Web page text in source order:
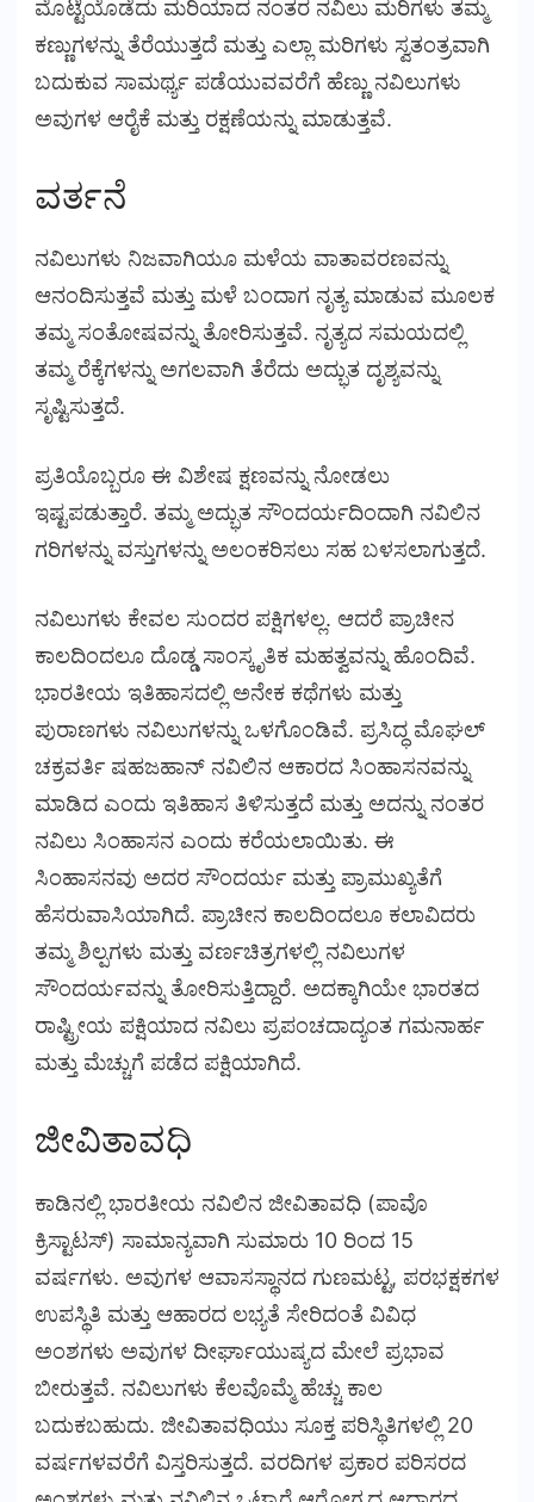
ಮೊಟ್ಟೆಯೊಡೆದು ಮರಿಯಾದ ನಂತರ ನವಿಲು ಮರಿಗಳು ತಮ್ಮ
ಕಣ್ಣುಗಳನ್ನು ತೆರೆಯುತ್ತದೆ ಮತ್ತು ಎಲ್ಲಾ ಮರಿಗಳು ಸ್ವತಂತ್ರವಾಗಿ
ಬದುಕುವ ಸಾಮರ್ಥ್ಯ ಪಡೆಯುವವರೆಗೆ ಹೆಣ್ಣು ನವಿಲುಗಳು
ಅವುಗಳ ಆರೈಕೆ ಮತ್ತು ರಕ್ಷಣೆಯನ್ನು ಮಾಡುತ್ತವೆ.
ವರ್ತನೆ
ನವಿಲುಗಳು ನಿಜವಾಗಿಯೂ ಮಳೆಯ ವಾತಾವರಣವನ್ನು
ಆನಂದಿಸುತ್ತವೆ ಮತ್ತು ಮಳೆ ಬಂದಾಗ ನೃತ್ಯ ಮಾಡುವ ಮೂಲಕ
ತಮ್ಮ ಸಂತೋಷವನ್ನು ತೋರಿಸುತ್ತವೆ. ನೃತ್ಯದ ಸಮಯದಲ್ಲಿ
ತಮ್ಮ ರೆಕ್ಕೆಗಳನ್ನು ಅಗಲವಾಗಿ ತೆರೆದು ಅದ್ಭುತ ದೃಶ್ಯವನ್ನು
ಸೃಷ್ಟಿಸುತ್ತದೆ.
ಪ್ರತಿಯೊಬ್ಬರೂ ಈ ವಿಶೇಷ ಕ್ಷಣವನ್ನು ನೋಡಲು
ಇಷ್ಟಪಡುತ್ತಾರೆ. ತಮ್ಮ ಅದ್ಭುತ ಸೌಂದರ್ಯದಿಂದಾಗಿ ನವಿಲಿನ
ಗರಿಗಳನ್ನು ವಸ್ತುಗಳನ್ನು ಅಲಂಕರಿಸಲು ಸಹ ಬಳಸಲಾಗುತ್ತದೆ.
ನವಿಲುಗಳು ಕೇವಲ ಸುಂದರ ಪಕ್ಷಿಗಳಲ್ಲ. ಆದರೆ ಪ್ರಾಚೀನ
ಕಾಲದಿಂದಲೂ ದೊಡ್ಡ ಸಾಂಸ್ಕೃತಿಕ ಮಹತ್ವವನ್ನು ಹೊಂದಿವೆ.
ಭಾರತೀಯ ಇತಿಹಾಸದಲ್ಲಿ ಅನೇಕ ಕಥೆಗಳು ಮತ್ತು
ಪುರಾಣಗಳು ನವಿಲುಗಳನ್ನು ಒಳಗೊಂಡಿವೆ. ಪ್ರಸಿದ್ಧ ಮೊಘಲ್
ಚಕ್ರವರ್ತಿ ಷಹಜಹಾನ್ ನವಿಲಿನ ಆಕಾರದ ಸಿಂಹಾಸನವನ್ನು
ಮಾಡಿದ ಎಂದು ಇತಿಹಾಸ ತಿಳಿಸುತ್ತದೆ ಮತ್ತು ಅದನ್ನು ನಂತರ
ನವಿಲು ಸಿಂಹಾಸನ ಎಂದು ಕರೆಯಲಾಯಿತು. ಈ
ಸಿಂಹಾಸನವು ಅದರ ಸೌಂದರ್ಯ ಮತ್ತು ಪ್ರಾಮುಖ್ಯತೆಗೆ
ಹೆಸರುವಾಸಿಯಾಗಿದೆ. ಪ್ರಾಚೀನ ಕಾಲದಿಂದಲೂ ಕಲಾವಿದರು
ತಮ್ಮ ಶಿಲ್ಪಗಳು ಮತ್ತು ವರ್ಣಚಿತ್ರಗಳಲ್ಲಿ ನವಿಲುಗಳ
ಸೌಂದರ್ಯವನ್ನು ತೋರಿಸುತ್ತಿದ್ದಾರೆ. ಅದಕ್ಕಾಗಿಯೇ ಭಾರತದ
ರಾಷ್ಟ್ರೀಯ ಪಕ್ಷಿಯಾದ ನವಿಲು ಪ್ರಪಂಚದಾದ್ಯಂತ ಗಮನಾರ್ಹ
ಮತ್ತು ಮೆಚ್ಚುಗೆ ಪಡೆದ ಪಕ್ಷಿಯಾಗಿದೆ.
ಜೀವಿತಾವಧಿ
ಕಾಡಿನಲ್ಲಿ ಭಾರತೀಯ ನವಿಲಿನ ಜೀವಿತಾವಧಿ (ಪಾವೊ
ಕ್ರಿಸ್ಟಾಟಸ್) ಸಾಮಾನ್ಯವಾಗಿ ಸುಮಾರು 10 ರಿಂದ 15
ವರ್ಷಗಳು. ಅವುಗಳ ಆವಾಸಸ್ಥಾನದ ಗುಣಮಟ್ಟ, ಪರಭಕ್ಷಕಗಳ
ಉಪಸ್ಥಿತಿ ಮತ್ತು ಆಹಾರದ ಲಭ್ಯತೆ ಸೇರಿದಂತೆ ವಿವಿಧ
ಅಂಶಗಳು ಅವುಗಳ ದೀರ್ಘಾಯುಷ್ಯದ ಮೇಲೆ ಪ್ರಭಾವ
ಬೀರುತ್ತವೆ. ನವಿಲುಗಳು ಕೆಲವೊಮ್ಮೆ ಹೆಚ್ಚು ಕಾಲ
ಬದುಕಬಹುದು. ಜೀವಿತಾವಧಿಯು ಸೂಕ್ತ ಪರಿಸ್ಥಿತಿಗಳಲ್ಲಿ 20
ವರ್ಷಗಳವರೆಗೆ ವಿಸ್ತರಿಸುತ್ತದೆ. ವರದಿಗಳ ಪ್ರಕಾರ ಪರಿಸರದ